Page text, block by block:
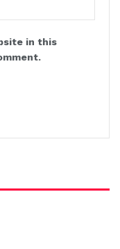
in this